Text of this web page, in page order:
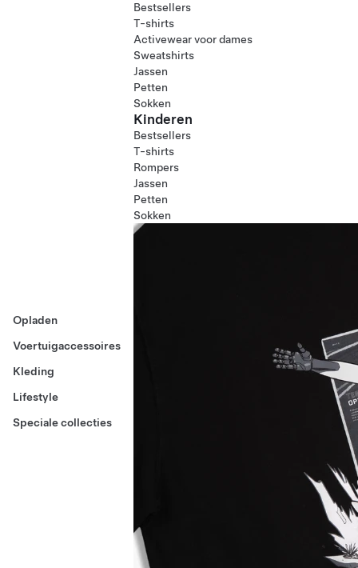
Opladen
Voertuigaccessoires
Kleding
Lifestyle
Speciale collecties
Bestsellers
T-shirts
Activewear voor dames
Sweatshirts
Jassen
Petten
Sokken
Kinderen
Bestsellers
T-shirts
Rompers
Jassen
Petten
Sokken